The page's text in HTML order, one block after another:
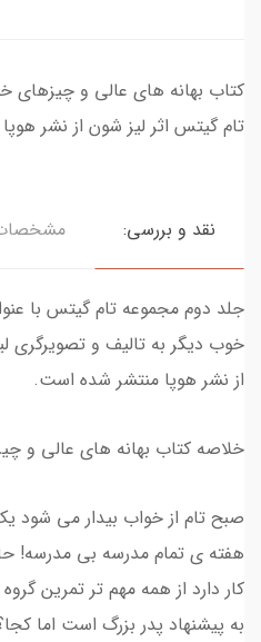
کتاب بهانه های عالی و چیزهای
تام گیتس اثر لیز شون از نشر
نقد و بررسی:
جلد دوم مجموعه تام گیتس با
خوب دیگر به تالیف و تصویرگری
از نشر هوپا منتشر شده است.
خلاصه کتاب بهانه های عالی و
صبح تام از خواب بیدار می شود
هفته ی تمام مدرسه بی مدرسه!
کار دارد از همه مهم تر تمرین
به پیشنهاد پدر بزرگ است اما کجا؟